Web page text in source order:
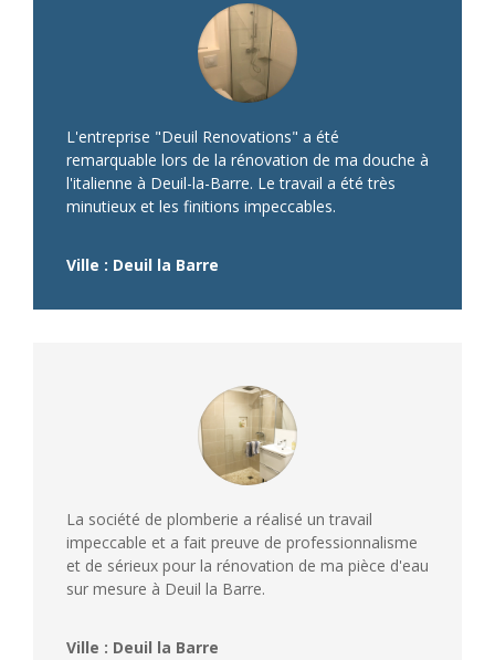
L'entreprise "Deuil Renovations" a été
remarquable lors de la rénovation de ma douche à
l'italienne à Deuil-la-Barre. Le travail a été très
minutieux et les finitions impeccables.
Ville : Deuil la Barre
La société de plomberie a réalisé un travail
impeccable et a fait preuve de professionnalisme
et de sérieux pour la rénovation de ma pièce d'eau
sur mesure à Deuil la Barre.
Ville : Deuil la Barre